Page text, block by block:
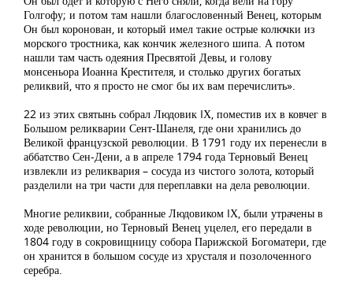
Голгофу; и потом там нашли благословенный Венец, которым
Он был коронован, и который имел такие острые колючки из
морского тростника, как кончик железного шипа. А потом
нашли там часть одеяния Пресвятой Девы, и голову
монсеньора Иоанна Крестителя, и столько других богатых
реликвий, что я просто не смог бы их вам перечислить».
22 из этих святынь собрал Людовик IХ, поместив их в ковчег в
Большом реликварии Сент-Шанеля, где они хранились до
Великой французской революции. В 1791 году их перенесли в
аббатство Сен-Дени, а в апреле 1794 года Терновый Венец
извлекли из реликвария – сосуда из чистого золота, который
разделили на три части для переплавки на дела революции.
Многие реликвии, собранные Людовиком IХ, были утрачены в
ходе революции, но Терновый Венец уцелел, его передали в
1804 году в сокровищницу собора Парижской Богоматери, где
он хранится в большом сосуде из хрусталя и позолоченного
серебра.